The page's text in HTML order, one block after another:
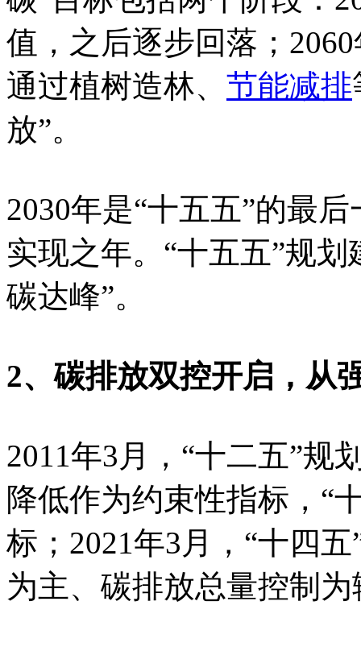
值，之后逐步回落；
通过植树造林、 节能减排
放”。
2030年是“十五五”的最
实现之年。“十五五”规
碳达峰”。
2、碳排放双控开启，从
2011年3月，“十二五”规
降低作为约束性指标，“
标；2021年3月，“十四
为主、碳排放总量控制为